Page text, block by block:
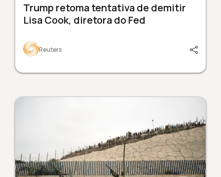
Trump retoma tentativa de demitir
Lisa Cook, diretora do Fed
Reuters